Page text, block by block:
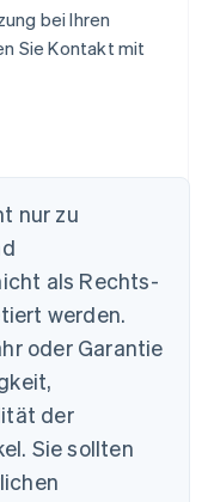
bei Ihren
Sie Kontakt mit
nur zu
als Rechts-
werden.
oder Garantie
der
Sie sollten